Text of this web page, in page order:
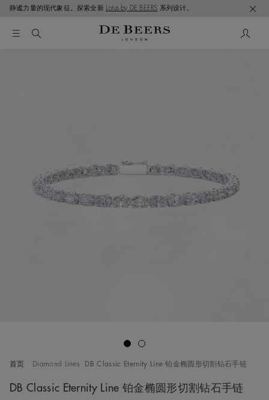
静谧力量的现代象征。探索全新 Lotus by DE BEERS 系列设计。
首页 Diamond Lines DB Classic Eternity Line 铂金椭圆形切割钻石手链
DB Classic Eternity Line 铂金椭圆形切割钻石手链